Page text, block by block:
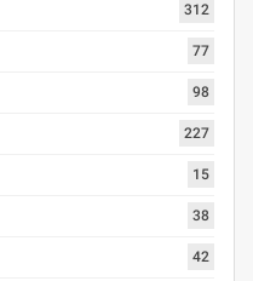
312
77
98
227
15
38
42